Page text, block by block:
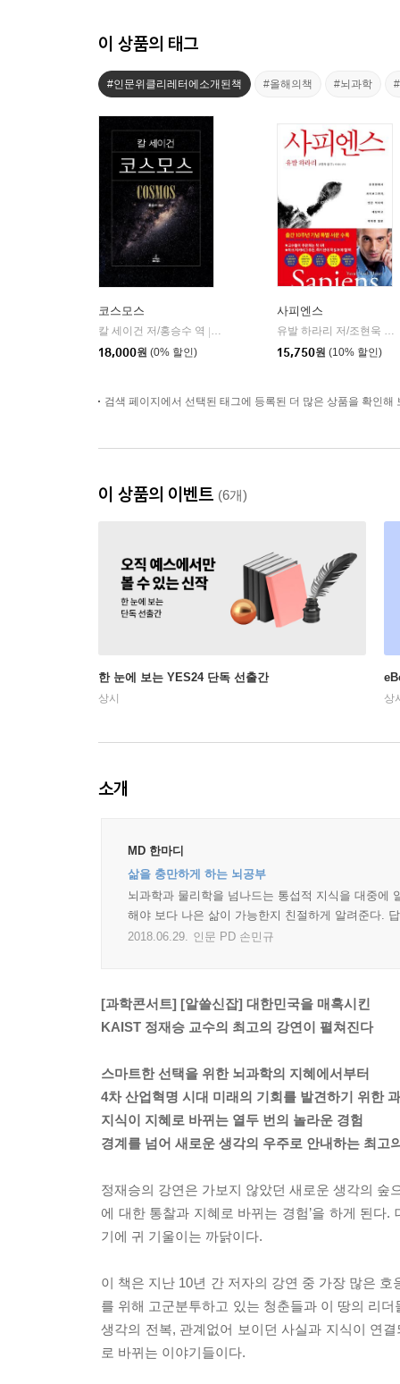
이 상품의 태그
#인문위클리레터에소개된책 #올해의책 #뇌과학
코스모스
칼 세이건 저/홍승수 역 |
18,000원 (0% 할인)
사피엔스
15,750원 (10% 할인)
검색 페이지에서 선택된 태그에 등록된 더 많은 상품을 확인해
이 상품의 이벤트 (6개)
한 눈에 보는 YES24 단독 선출간
상시 상
소개
MD 한마디
삶을 충만하게 하는 뇌공부
뇌과학과 물리학을 넘나드는 통섭적 지식을 대중에
해야 보다 나은 삶이 가능한지 친절하게 알려준다.
2018.06.29.
인문 PD 손민규
[과학콘서트] [알쓸신잡] 대한민국을 매혹시킨
KAIST 정재승 교수의 최고의 강연이 펼쳐진다
스마트한 선택을 위한 뇌과학의 지혜에서부터
4차 산업혁명 시대 미래의 기회를 발견하기 위한
지식이 지혜로 바뀌는 열두 번의 놀라운 경험
경계를 넘어 새로운 생각의 우주로 안내하는 최고
정재승의 강연은 가보지 않았던 새로운 생각의 숲
에 대한 통찰과 지혜로 바뀌는 경험’을 하게 된다
기에 귀 기울이는 까닭이다.
이 책은 지난 10년 간 저자의 강연 중 가장 많은
를 위해 고군분투하고 있는 청춘들과 이 땅의 리
생각의 전복, 관계없어 보이던 사실과 지식이 연
로 바뀌는 이야기들이다.